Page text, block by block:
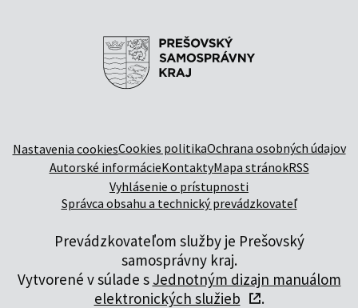
Nastavenia cookiesCookies politikaOchrana osobných údajov
Autorské informácieKontaktyMapa stránokRSS
Vyhlásenie o prístupnosti
Správca obsahu a technický prevádzkovateľ
Prevádzkovateľom služby je Prešovský
samosprávny kraj.
Vytvorené v súlade s Jednotným dizajn manuálom
elektronických služieb
.